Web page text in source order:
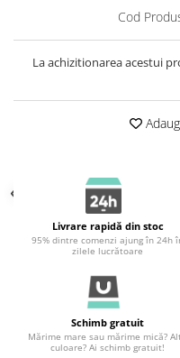
Cod
La achizitionarea acestui
Livrare rapidă din stoc
95% dintre comenzi ajung în 24h
zilele lucrătoare
Schimb gratuit
Mărime mare sau mărime mică?
culoare? Ai schimb gratuit!